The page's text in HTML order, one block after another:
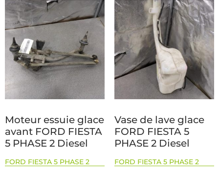
Moteur essuie glace
avant FORD FIESTA
5 PHASE 2 Diesel
FORD FIESTA 5 PHASE 2
Vase de lave glace
FORD FIESTA 5
PHASE 2 Diesel
FORD FIESTA 5 PHASE 2